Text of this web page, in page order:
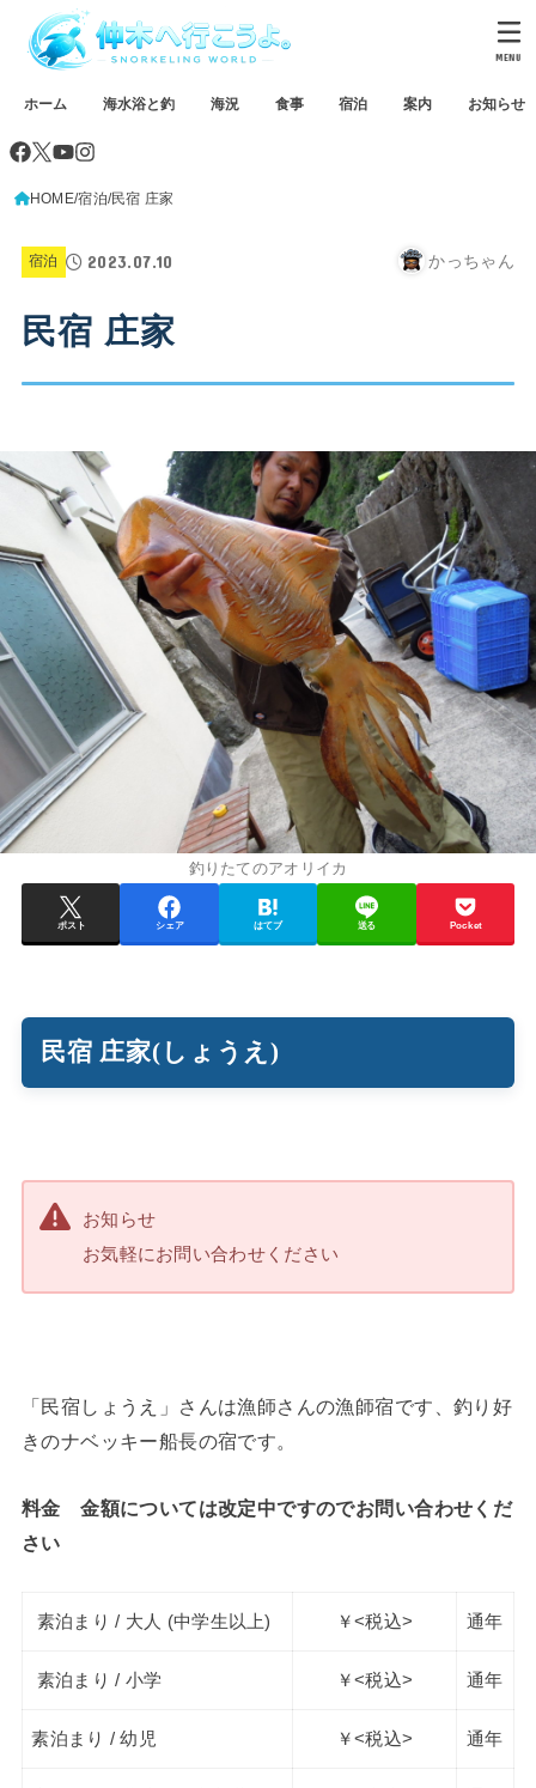
ホーム 海水浴と釣 海況 食事 宿泊 案内 お知らせ
MENU
HOME 宿泊 民宿 庄家
宿泊 2023.07.10 かっちゃん
民宿 庄家
釣りたてのアオリイカ
ポスト シェア はてブ 送る Pocket
民宿 庄家(しょうえ)
お知らせ
お気軽にお問い合わせください
「民宿しょうえ」さんは漁師さんの漁師宿です、釣り好
きのナベッキー船長の宿です。
料金 金額については改定中ですのでお問い合わせくだ
さい
素泊まり / 大人 (中学生以上) ￥<税込> 通年
素泊まり / 小学 ￥<税込> 通年
素泊まり / 幼児 ￥<税込> 通年